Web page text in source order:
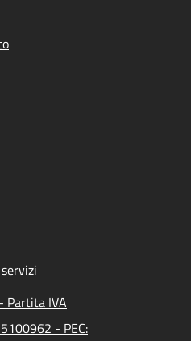
Partita IVA
- PEC: